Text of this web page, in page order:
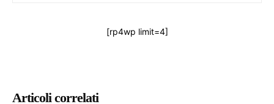
Articoli correlati
[rp4wp limit=4]